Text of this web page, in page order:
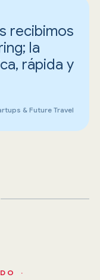
recibimos
la
rápida y
& Future Travel
·